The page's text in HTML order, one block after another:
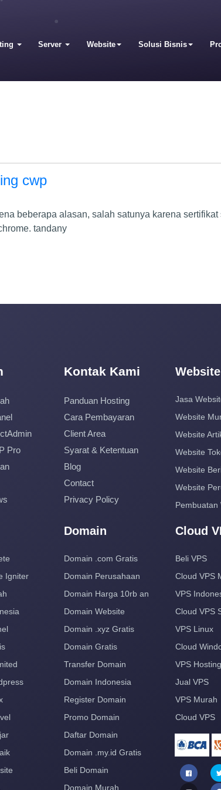
Server Website Solusi Bisnis
cwp
beberapa alasan, salah satunya karena
tandany
Pro
Kontak Kami
Panduan Hosting
Cara Pembayaran
Client Area
Syarat & Ketentuan
Blog
Contact
Privacy Policy
Jasa
Website
Website
Website
Website
Website
Pembuatan
Igniter
Domain
Domain .com Gratis
Domain Perusahaan
Domain Harga 10rb an
Domain Website
Domain .xyz Gratis
Domain Gratis
Transfer Domain
Domain Indonesia
Register Domain
Promo Domain
Daftar Domain
Domain .my.id Gratis
Beli Domain
Domain Murah
Cloud
Beli VPS
Cloud VPS
VPS
Cloud VPS
VPS Linux
Cloud
VPS Hosting
Jual VPS
VPS Murah
Cloud VPS